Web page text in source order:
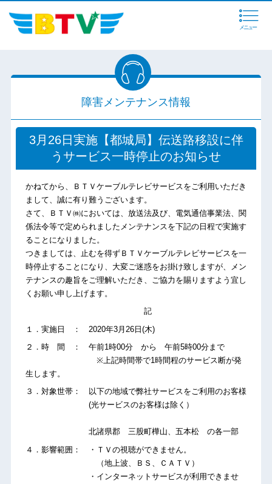
メニュー
障害メンテナンス情報
3月26日実施【都城局】伝送路移設に伴
うサービス一時停止のお知らせ
かねてから、ＢＴＶケーブルテレビサービスをご利用いただき
まして、誠に有り難うございます。
さて、ＢＴＶ㈱においては、放送法及び、電気通信事業法、関
係法令等で定められましたメンテナンスを下記の日程で実施す
ることになりました。
つきましては、止むを得ずＢＴＶケーブルテレビサービスを一
時停止することになり、大変ご迷惑をお掛け致しますが、メン
テナンスの趣旨をご理解いただき、ご協力を賜りますよう宜し
くお願い申し上げます。
記
１．実施日 ： 2020年3月26日(木)
２．時 間 ： 午前1時00分 から 午前5時00分まで
※上記時間帯で1時間程のサービス断が発
生します。
３．対象世帯： 以下の地域で弊社サービスをご利用のお客様
(光サービスのお客様は除く）
北諸県郡 三股町樺山、五本松 の各一部
４．影響範囲： ・ＴＶの視聴ができません。
（地上波、ＢＳ、ＣＡＴＶ）
・インターネットサービスが利用できませ